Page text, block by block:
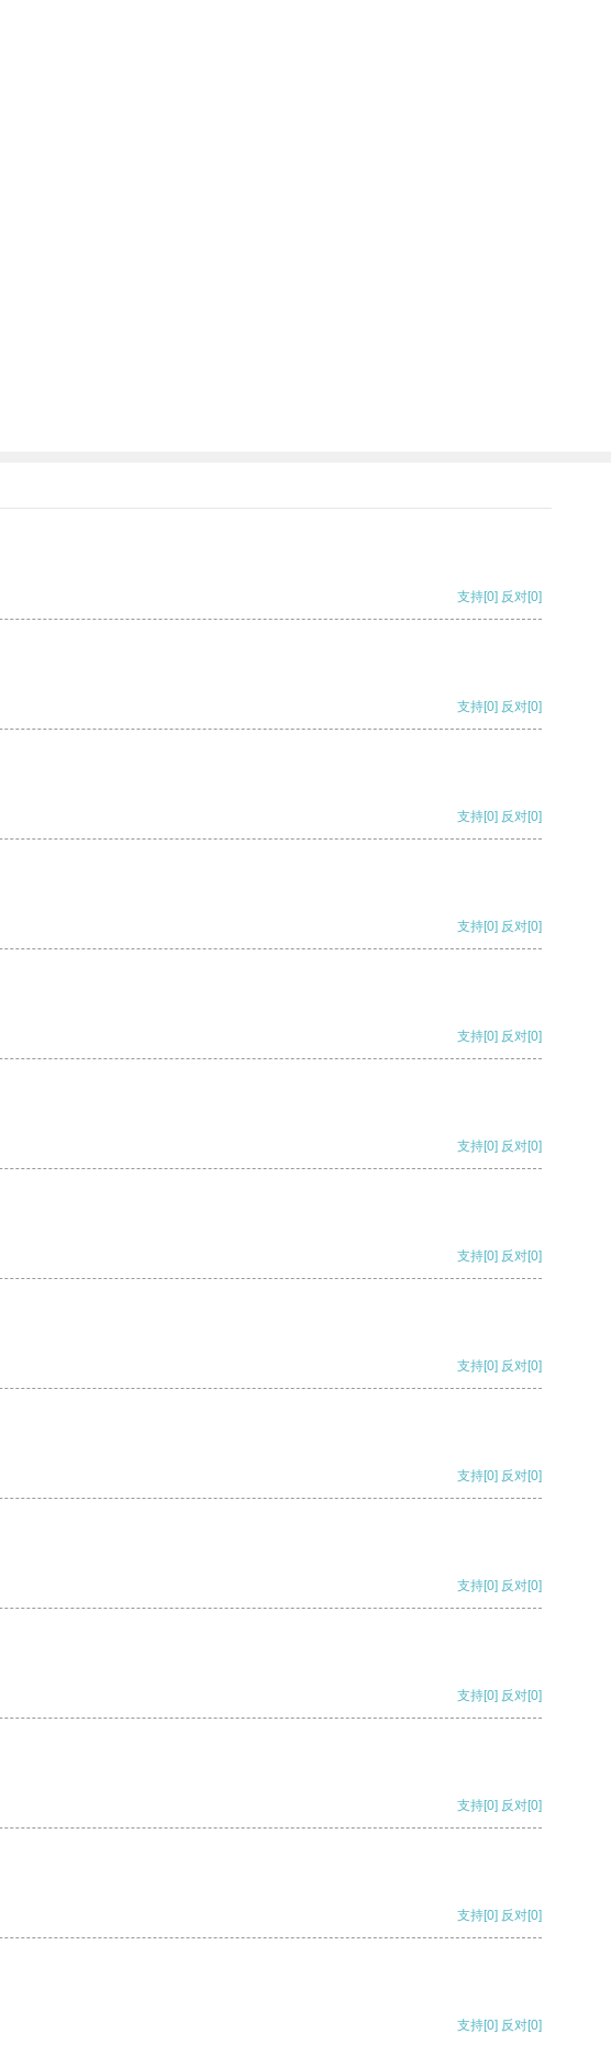
支持[0] 反对[0]
支持[0] 反对[0]
支持[0] 反对[0]
支持[0] 反对[0]
支持[0] 反对[0]
支持[0] 反对[0]
支持[0] 反对[0]
支持[0] 反对[0]
支持[0] 反对[0]
支持[0] 反对[0]
支持[0] 反对[0]
支持[0] 反对[0]
支持[0] 反对[0]
支持[0] 反对[0]